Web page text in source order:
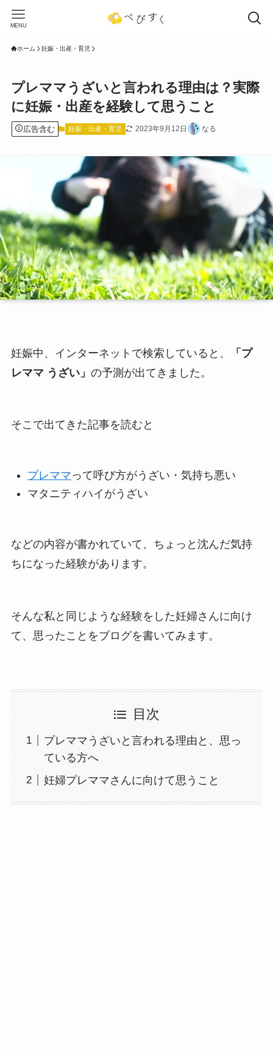
MENU
ホーム 妊娠・出産・育児
プレママうざいと言われる理由は？実際
に妊娠・出産を経験して思うこと
広告含む 妊娠・出産・育児 2023年9月12日 なる
妊娠中、インターネットで検索していると、
「プ
レママ うざい」 の予測が出てきました。
そこで出てきた記事を読むと
プレママって呼び方がうざい・気持ち悪い
マタニティハイがうざい
などの内容が書かれていて、ちょっと沈んだ気持
ちになった経験があります。
そんな私と同じような経験をした妊婦さんに向け
て、思ったことをブログを書いてみます。
目次
プレママうざいと言われる理由と、思っ
ている方へ
妊婦プレママさんに向けて思うこと